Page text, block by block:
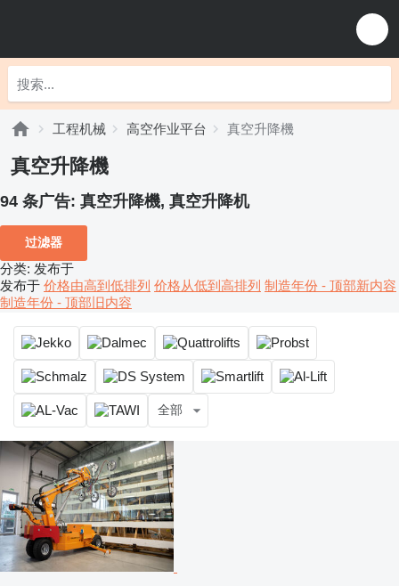
工程机械 高空作业平台 真空升降機
真空升降機
94 条广告: 真空升降機, 真空升降机
过滤器
分类: 发布于
发布于 价格由高到低排列 价格从低到高排列 制造年份 - 顶部新内容
制造年份 - 顶部旧内容
全部